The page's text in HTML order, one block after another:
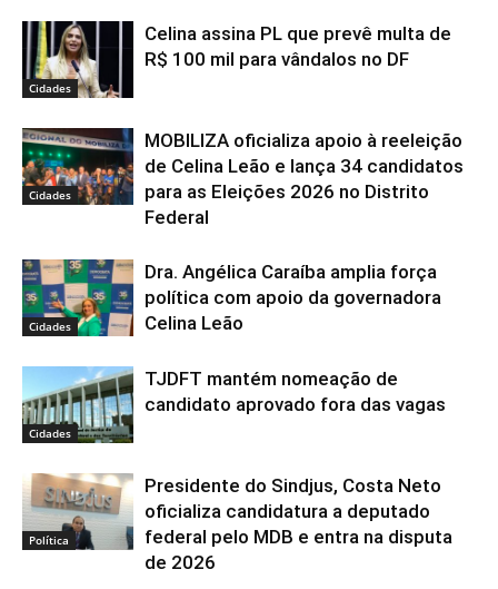
Cidades
Celina assina PL que prevê multa de
R$ 100 mil para vândalos no DF
Cidades
MOBILIZA oficializa apoio à reeleição
de Celina Leão e lança 34 candidatos
para as Eleições 2026 no Distrito
Federal
Cidades
Dra. Angélica Caraíba amplia força
política com apoio da governadora
Celina Leão
Cidades
TJDFT mantém nomeação de
candidato aprovado fora das vagas
Política
Presidente do Sindjus, Costa Neto
oficializa candidatura a deputado
federal pelo MDB e entra na disputa
de 2026